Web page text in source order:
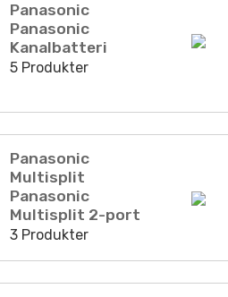
Panasonic
Panasonic
Kanalbatteri
5 Produkter
Panasonic
Multisplit
Panasonic
Multisplit 2-port
3 Produkter